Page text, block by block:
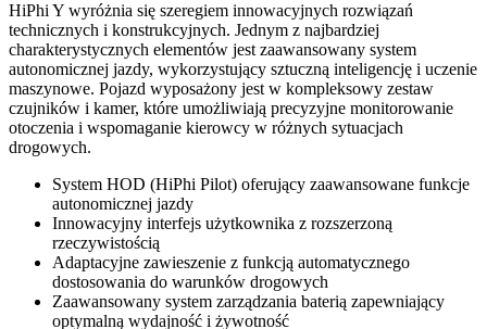
HiPhi Y wyróżnia się szeregiem innowacyjnych rozwiązań
technicznych i konstrukcyjnych. Jednym z najbardziej
charakterystycznych elementów jest zaawansowany system
autonomicznej jazdy, wykorzystujący sztuczną inteligencję i uczenie
maszynowe. Pojazd wyposażony jest w kompleksowy zestaw
czujników i kamer, które umożliwiają precyzyjne monitorowanie
otoczenia i wspomaganie kierowcy w różnych sytuacjach
drogowych.
System HOD (HiPhi Pilot) oferujący zaawansowane funkcje
autonomicznej jazdy
Innowacyjny interfejs użytkownika z rozszerzoną
rzeczywistością
Adaptacyjne zawieszenie z funkcją automatycznego
dostosowania do warunków drogowych
Zaawansowany system zarządzania baterią zapewniający
optymalną wydajność i żywotność